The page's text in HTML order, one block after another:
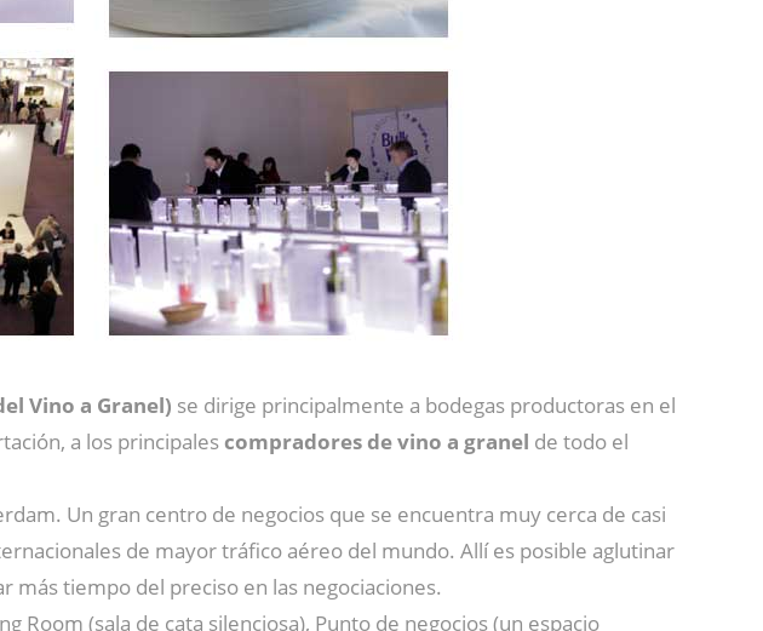
Vino a Granel) se dirige principalmente a bodegas productoras en el
a los principalescompradores de vino a granel de todo el
Un gran centro de negocios que se encuentra muy cerca de casi
de mayor tráfico aéreo del mundo. Allí es posible aglutinar
más tiempo del preciso en las negociaciones.
Room (sala de cata silenciosa), Punto de negocios (un espacio